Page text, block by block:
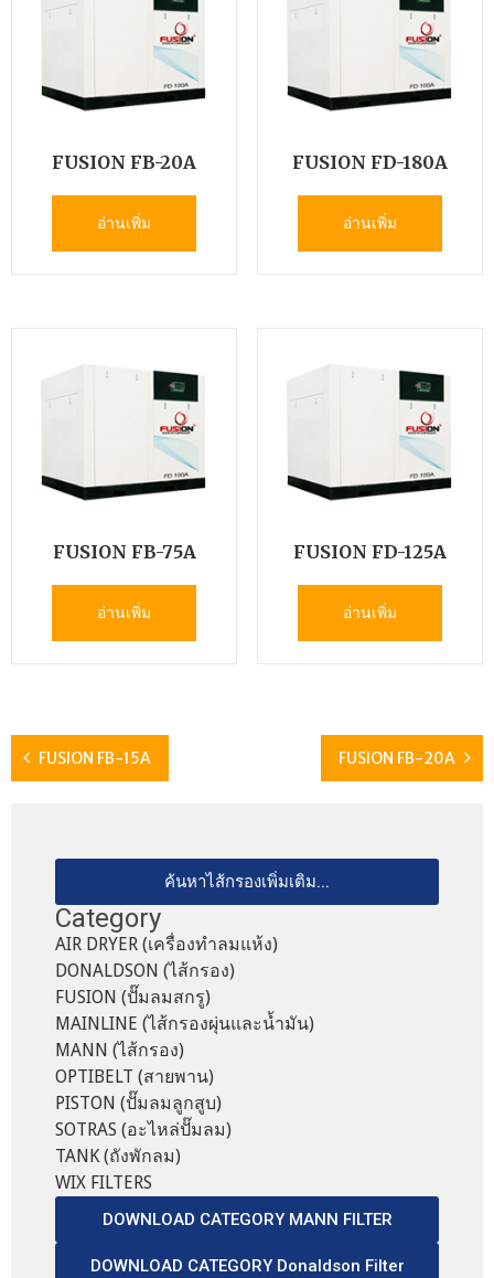
FUSION FB-20A
อ่านเพิ่ม
FUSION FD-180A
อ่านเพิ่ม
FUSION FB-75A
อ่านเพิ่ม
FUSION FD-125A
อ่านเพิ่ม
FUSION FB-15A FUSION FB-20A
ค้นหาไส้กรองเพิ่มเติม...
Category
AIR DRYER (เครื่องทำลมแห้ง)
DONALDSON (ไส้กรอง)
FUSION (ปั๊มลมสกรู)
MAINLINE (ไส้กรองผุ่นและน้ำมัน)
MANN (ไส้กรอง)
OPTIBELT (สายพาน)
PISTON (ปั๊มลมลูกสูบ)
SOTRAS (อะไหล่ปั๊มลม)
TANK (ถังพักลม)
WIX FILTERS
DOWNLOAD CATEGORY MANN FILTER
DOWNLOAD CATEGORY Donaldson Filter